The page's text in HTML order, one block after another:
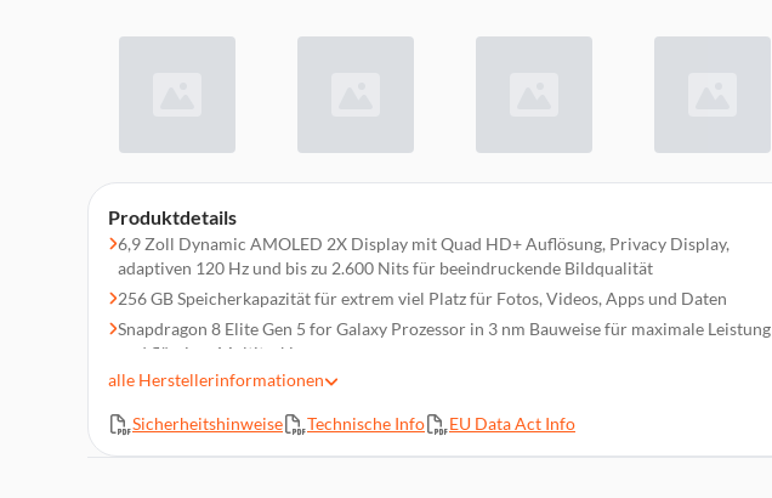
Produktdetails
6,9 Zoll Dynamic AMOLED 2X Display mit Quad HD+ Auflösung, Privacy Display,
adaptiven 120 Hz und bis zu 2.600 Nits für beeindruckende Bildqualität
256 GB Speicherkapazität für extrem viel Platz für Fotos, Videos, Apps und Daten
Snapdragon 8 Elite Gen 5 for Galaxy Prozessor in 3 nm Bauweise für maximale Leistung
und flüssiges Multitasking
200 MP Profi Kamera System mit 5x optischem Zoom, bis zu 100x Space Zoom und 8K
12 GB LPDDR5X RAM für ultraschnelle Performance und anspruchsvolle
Anwendungen
alle Herstellerinformationen
Sicherheitshinweise Technische Info EU Data Act Info